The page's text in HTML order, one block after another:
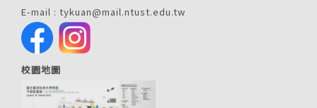
E-mail : tykuan@mail.ntust.edu.tw
校園地圖